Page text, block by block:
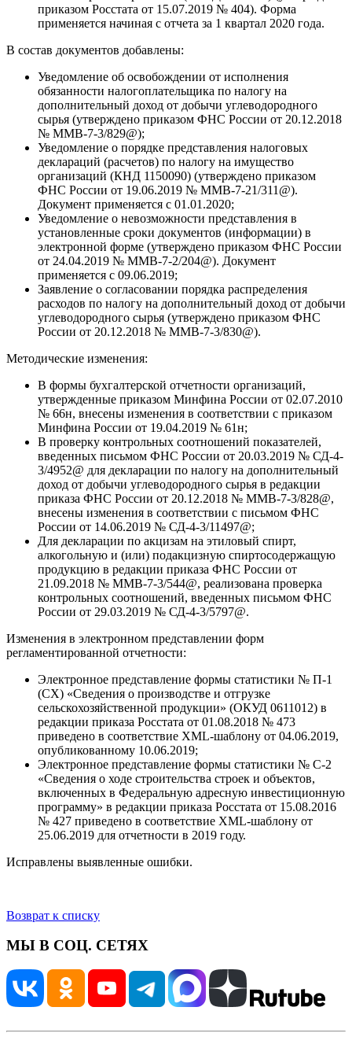
приказом Росстата от 15.07.2019 № 404). Форма
применяется начиная с отчета за 1 квартал 2020 года.
В состав документов добавлены:
Уведомление об освобождении от исполнения
обязанности налогоплательщика по налогу на
дополнительный доход от добычи углеводородного
сырья (утверждено приказом ФНС России от 20.12.2018
№ ММВ-7-3/829@);
Уведомление о порядке представления налоговых
деклараций (расчетов) по налогу на имущество
организаций (КНД 1150090) (утверждено приказом
ФНС России от 19.06.2019 № ММВ-7-21/311@).
Документ применяется с 01.01.2020;
Уведомление о невозможности представления в
установленные сроки документов (информации) в
электронной форме (утверждено приказом ФНС России
от 24.04.2019 № ММВ-7-2/204@). Документ
применяется с 09.06.2019;
Заявление о согласовании порядка распределения
расходов по налогу на дополнительный доход от добычи
углеводородного сырья (утверждено приказом ФНС
России от 20.12.2018 № ММВ-7-3/830@).
Методические изменения:
В формы бухгалтерской отчетности организаций,
утвержденные приказом Минфина России от 02.07.2010
№ 66н, внесены изменения в соответствии с приказом
Минфина России от 19.04.2019 № 61н;
В проверку контрольных соотношений показателей,
введенных письмом ФНС России от 20.03.2019 № СД-4-
3/4952@ для декларации по налогу на дополнительный
доход от добычи углеводородного сырья в редакции
приказа ФНС России от 20.12.2018 № ММВ-7-3/828@,
внесены изменения в соответствии с письмом ФНС
России от 14.06.2019 № СД-4-3/11497@;
Для декларации по акцизам на этиловый спирт,
алкогольную и (или) подакцизную спиртосодержащую
продукцию в редакции приказа ФНС России от
21.09.2018 № ММВ-7-3/544@, реализована проверка
контрольных соотношений, введенных письмом ФНС
России от 29.03.2019 № СД-4-3/5797@.
Изменения в электронном представлении форм
регламентированной отчетности:
Электронное представление формы статистики № П-1
(СХ) «Сведения о производстве и отгрузке
сельскохозяйственной продукции» (ОКУД 0611012) в
редакции приказа Росстата от 01.08.2018 № 473
приведено в соответствие XML-шаблону от 04.06.2019,
опубликованному 10.06.2019;
Электронное представление формы статистики № С-2
«Сведения о ходе строительства строек и объектов,
включенных в Федеральную адресную инвестиционную
программу» в редакции приказа Росстата от 15.08.2016
№ 427 приведено в соответствие XML-шаблону от
25.06.2019 для отчетности в 2019 году.
Исправлены выявленные ошибки.
Возврат к списку
МЫ В СОЦ. СЕТЯХ